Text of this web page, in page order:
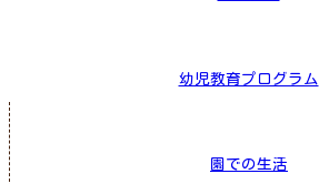
幼児教育プログラム
園での生活